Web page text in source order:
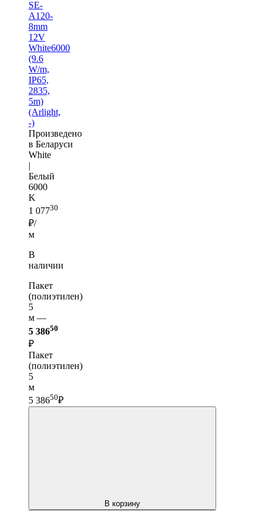
SE-
A120-
8mm
12V
White6000
(9.6
W/m,
IP65,
2835,
5m)
(Arlight,
-)
Произведено
в Беларуси
White
|
Белый
6000
K
1 07730
₽/
м
В
наличии
Пакет
(полиэтилен)
5
м —
5 38650
₽
Пакет
(полиэтилен)
5
м
5 38650₽
В корзину